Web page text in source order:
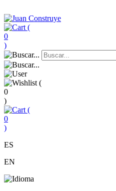
(
0
)
(
0
)
(
0
)
ES
EN